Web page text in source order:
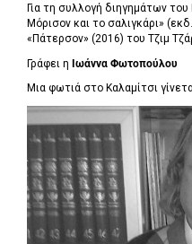
Για τη συλλογή διηγημάτων του
Μόρισον και το σαλιγκάρι»
«Πάτερσον» (2016) του Τζιμ
Γράφει η Ιωάννα Φωτοπούλου
Μια φωτιά στο Καλαμίτσι